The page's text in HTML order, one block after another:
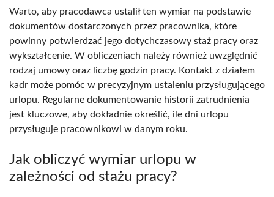
Warto, aby pracodawca ustalił ten wymiar na podstawie
dokumentów dostarczonych przez pracownika, które
powinny potwierdzać jego dotychczasowy staż pracy oraz
wykształcenie. W obliczeniach należy również uwzględnić
rodzaj umowy oraz liczbę godzin pracy. Kontakt z działem
kadr może pomóc w precyzyjnym ustaleniu przysługującego
urlopu. Regularne dokumentowanie historii zatrudnienia
jest kluczowe, aby dokładnie określić, ile dni urlopu
przysługuje pracownikowi w danym roku.
Jak obliczyć wymiar urlopu w
zależności od stażu pracy?